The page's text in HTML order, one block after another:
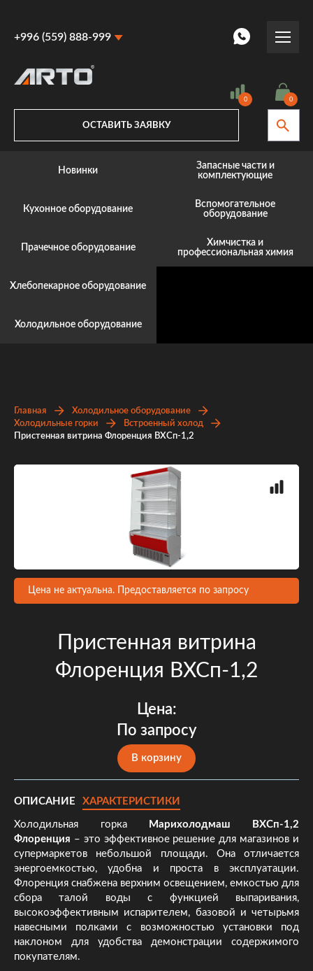
+996 (559) 888-999
+996 (559) 888-999
0 0
ОСТАВИТЬ ЗАЯВКУ
Новинки
Кухонное оборудование
Прачечное оборудование
Хлебопекарное оборудование
Холодильное оборудование
Запасные части и
комплектующие
Вспомогательное
оборудование
Химчистка и
профессиональная химия
Главная
Холодильное оборудование
Холодильные горки
Встроенный холод
Пристенная витрина Флоренция ВХСп-1,2
Цена не актуальна. Предоставляется по запросу
Пристенная витрина
Флоренция ВХСп-1,2
Цена:
По запросу
В корзину
ОПИСАНИЕ ХАРАКТЕРИСТИКИ
Холодильная горка
Марихолодмаш ВХСп-1,2
Флоренция – это эффективное решение для магазинов и
супермаркетов небольшой площади. Она отличается
энергоемкостью, удобна и проста в эксплуатации.
Флоренция снабжена верхним освещением, емкостью для
сбора талой воды с функцией выпаривания,
высокоэффективным испарителем, базовой и четырьмя
навесными полками с возможностью установки под
наклоном для удобства демонстрации содержимого
покупателям.